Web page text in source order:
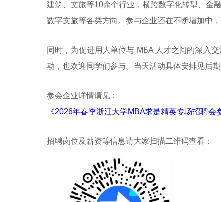
建筑、文旅等10余个行业，横跨数字化转型、金
数字文旅等各类方向。参与企业还在不断增加中
同时，为促进用人单位与 MBA 人才之间的深入
动，也欢迎同学们参与。当天活动具体安排见后
参会企业详情请见：
《2026年春季浙江大学MBA求是精英专场招聘会
招聘岗位及薪资等信息请大家扫描二维码查看：